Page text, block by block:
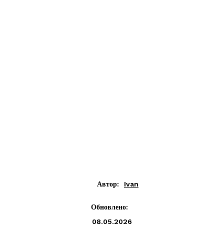
Автор: Ivan
Обновлено:
08.05.2026